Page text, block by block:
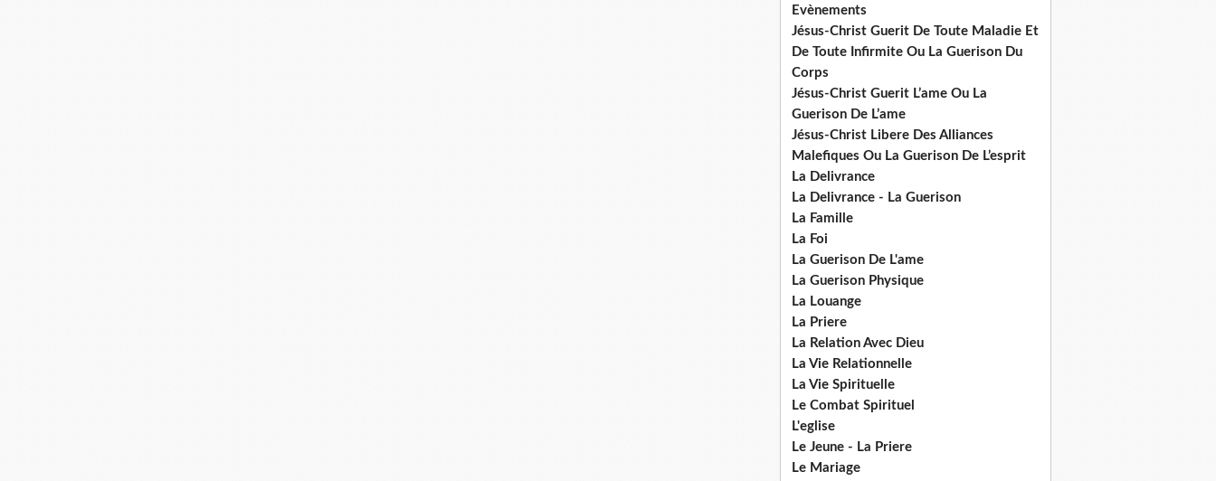
Evènements
Jésus-Christ Guerit De Toute Maladie Et
De Toute Infirmite Ou La Guerison Du
Corps
Jésus-Christ Guerit L’ame Ou La
Guerison De L’ame
Jésus-Christ Libere Des Alliances
Malefiques Ou La Guerison De L’esprit
La Delivrance
La Delivrance - La Guerison
La Famille
La Foi
La Guerison De L'ame
La Guerison Physique
La Louange
La Priere
La Relation Avec Dieu
La Vie Relationnelle
La Vie Spirituelle
Le Combat Spirituel
L'eglise
Le Jeune - La Priere
Le Mariage